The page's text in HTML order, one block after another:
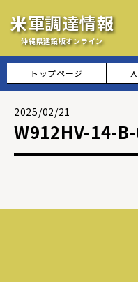
米軍調達情報
沖縄県建設版オンライン
トップページ
2025/02/21
W912HV-14-